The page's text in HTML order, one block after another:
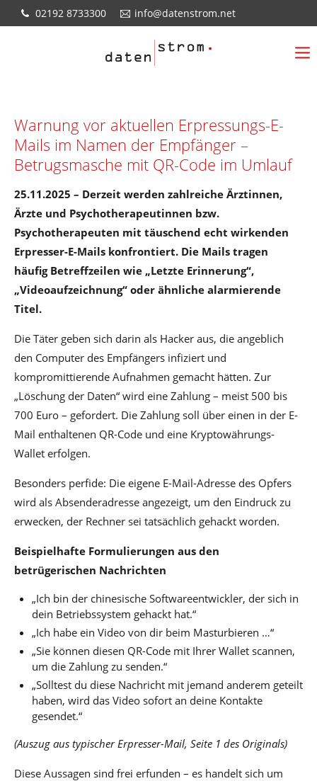
02192 8733300 info@datenstrom.net
Warnung vor aktuellen Erpressungs-E-
Mails im Namen der Empfänger –
Betrugsmasche mit QR-Code im Umlauf
25.11.2025 – Derzeit werden zahlreiche Ärztinnen,
Ärzte und Psychotherapeutinnen bzw.
Psychotherapeuten mit täuschend echt wirkenden
Erpresser-E-Mails konfrontiert. Die Mails tragen
häufig Betreffzeilen wie „Letzte Erinnerung“,
„Videoaufzeichnung“ oder ähnliche alarmierende
Titel.
Die Täter geben sich darin als Hacker aus, die angeblich
den Computer des Empfängers infiziert und
kompromittierende Aufnahmen gemacht hätten. Zur
„Löschung der Daten“ wird eine Zahlung – meist 500 bis
700 Euro – gefordert. Die Zahlung soll über einen in der E-
Mail enthaltenen QR-Code und eine Kryptowährungs-
Wallet erfolgen.
Besonders perfide: Die eigene E-Mail-Adresse des Opfers
wird als Absenderadresse angezeigt, um den Eindruck zu
erwecken, der Rechner sei tatsächlich gehackt worden.
Beispielhafte Formulierungen aus den
betrügerischen Nachrichten
„Ich bin der chinesische Softwareentwickler, der sich in
dein Betriebssystem gehackt hat.“
„Ich habe ein Video von dir beim Masturbieren …“
„Sie können diesen QR-Code mit Ihrer Wallet scannen,
um die Zahlung zu senden.“
„Solltest du diese Nachricht mit jemand anderem geteilt
haben, wird das Video sofort an deine Kontakte
gesendet.“
(Auszug aus typischer Erpresser-Mail, Seite 1 des Originals)
Diese Aussagen sind frei erfunden – es handelt sich um